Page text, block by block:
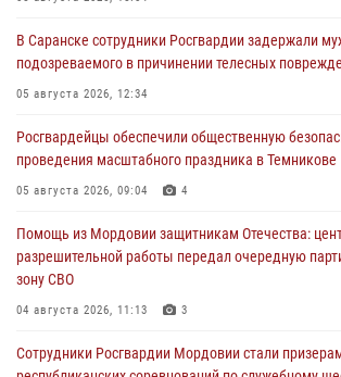
В Саранске сотрудники Росгвардии задержали
подозреваемого в причинении телесных
05 августа 2026, 12:34
Росгвардейцы обеспечили общественную
проведения масштабного праздника в Темникове
05 августа 2026, 09:04 4
Помощь из Мордовии защитникам Отечества:
разрешительной работы передал очередную
зону СВО
04 августа 2026, 11:13 3
Сотрудники Росгвардии Мордовии стали